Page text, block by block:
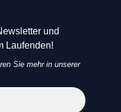
und
Laufenden!
Sie mehr in unserer